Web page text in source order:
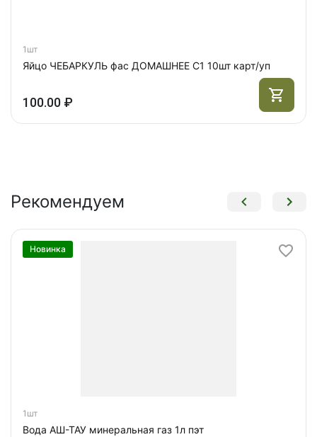
1шт
Яйцо ЧЕБАРКУЛЬ фас ДОМАШНЕЕ С1 10шт карт/уп
100.00 ₽
Рекомендуем
Новинка
1шт
Вода АШ-ТАУ минеральная газ 1л пэт